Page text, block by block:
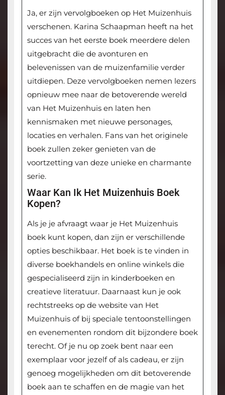
Ja, er zijn vervolgboeken op Het Muizenhuis
verschenen. Karina Schaapman heeft na het
succes van het eerste boek meerdere delen
uitgebracht die de avonturen en
belevenissen van de muizenfamilie verder
uitdiepen. Deze vervolgboeken nemen lezers
opnieuw mee naar de betoverende wereld
van Het Muizenhuis en laten hen
kennismaken met nieuwe personages,
locaties en verhalen. Fans van het originele
boek zullen zeker genieten van de
voortzetting van deze unieke en charmante
serie.
Waar Kan Ik Het Muizenhuis Boek
Kopen?
Als je je afvraagt waar je Het Muizenhuis
boek kunt kopen, dan zijn er verschillende
opties beschikbaar. Het boek is te vinden in
diverse boekhandels en online winkels die
gespecialiseerd zijn in kinderboeken en
creatieve literatuur. Daarnaast kun je ook
rechtstreeks op de website van Het
Muizenhuis of bij speciale tentoonstellingen
en evenementen rondom dit bijzondere boek
terecht. Of je nu op zoek bent naar een
exemplaar voor jezelf of als cadeau, er zijn
genoeg mogelijkheden om dit betoverende
boek aan te schaffen en de magie van het